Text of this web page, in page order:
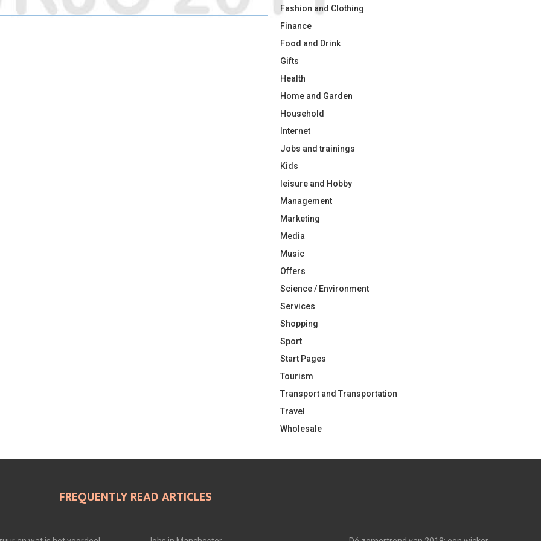
O O O
Fashion and Clothing
Finance
Food and Drink
Gifts
Health
Home and Garden
Household
Internet
Jobs and trainings
Kids
leisure and Hobby
Management
Marketing
Media
Music
Offers
Science / Environment
Services
Shopping
Sport
Start Pages
Tourism
Transport and Transportation
Travel
Wholesale
FREQUENTLY READ ARTICLES